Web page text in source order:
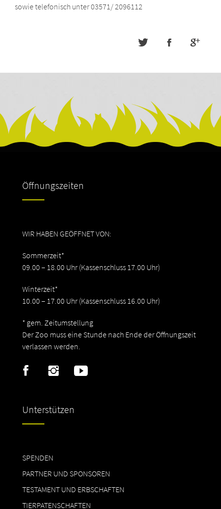
sowie telefonisch unter 03571/ 2096112
Öffnungszeiten
WIR HABEN GEÖFFNET VON:
Sommerzeit*
09.00 – 18.00 Uhr (Kassenschluss 17.00 Uhr)
Winterzeit*
10.00 – 17.00 Uhr (Kassenschluss 16.00 Uhr)
* gem. Zeitumstellung
Der Zoo muss eine Stunde nach Ende der Öffnungszeit
verlassen werden.
Unterstützen
SPENDEN
PARTNER UND SPONSOREN
TESTAMENT UND ERBSCHAFTEN
TIERPATENSCHAFTEN